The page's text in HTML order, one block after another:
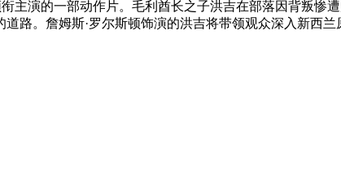
主演的一部动作片。毛利酋长之子洪吉在部落因背叛
路。詹姆斯·罗尔斯顿饰演的洪吉将带领观众深入新西